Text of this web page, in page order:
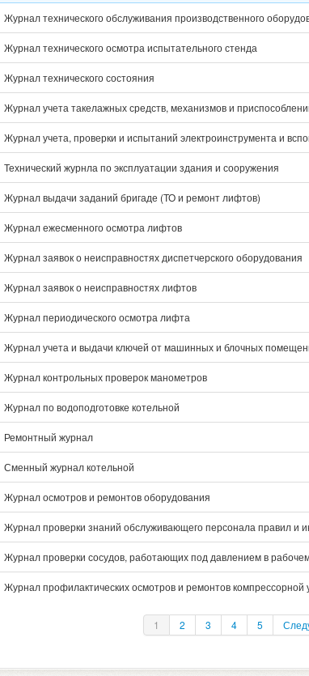
Журнал технического обслуживания производственного
Журнал технического осмотра испытательного стенда
Журнал технического состояния
Журнал учета такелажных средств, механизмов и
Журнал учета, проверки и испытаний электроинструмента и
Технический журнла по эксплуатации здания и сооружения
Журнал выдачи заданий бригаде (ТО и ремонт лифтов)
Журнал ежесменного осмотра лифтов
Журнал заявок о неисправностях диспетчерского оборудования
Журнал заявок о неисправностях лифтов
Журнал периодического осмотра лифта
Журнал учета и выдачи ключей от машинных и блочных
Журнал контрольных проверок манометров
Журнал по водоподготовке котельной
Ремонтный журнал
Сменный журнал котельной
Журнал осмотров и ремонтов оборудования
Журнал проверки знаний обслуживающего персонала правил и
Журнал проверки сосудов, работающих под давлением в
Журнал профилактических осмотров и ремонтов компрессорной
1 2 3 4 5